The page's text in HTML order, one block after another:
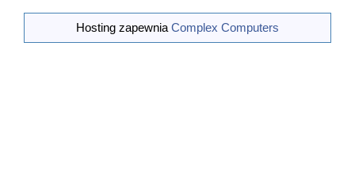
1. Klub Wodny LOK Radom – 72 członków,
(Janusz Mikołajczyk, jerzy Frejtak, Jerzy Sulkowski,
Andrzej Żema...[wiecej]
Hosting zapewnia Complex Computers